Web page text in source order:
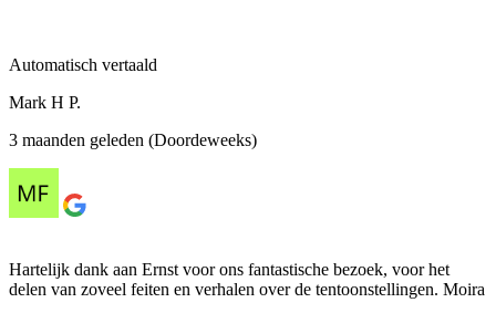
Automatisch vertaald
Mark H P.
3 maanden geleden (Doordeweeks)
Hartelijk dank aan Ernst voor ons fantastische bezoek, voor het
delen van zoveel feiten en verhalen over de tentoonstellingen. Moira